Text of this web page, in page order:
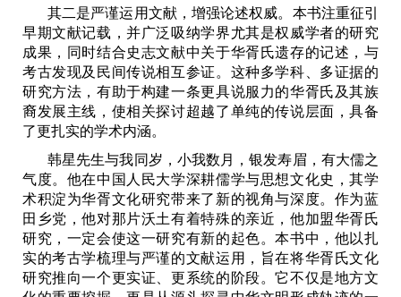
其二是严谨运用文献，增强论述权威。本书注重征引
早期文献记载，并广泛吸纳学界尤其是权威学者的研究
成果，同时结合史志文献中关于华胥氏遗存的记述，与
考古发现及民间传说相互参证。这种多学科、多证据的
研究方法，有助于构建一条更具说服力的华胥氏及其族
裔发展主线，使相关探讨超越了单纯的传说层面，具备
了更扎实的学术内涵。
韩星先生与我同岁，小我数月，银发寿眉，有大儒之
气度。他在中国人民大学深耕儒学与思想文化史，其学
术积淀为华胥文化研究带来了新的视角与深度。作为蓝
田乡党，他对那片沃土有着特殊的亲近，他加盟华胥氏
研究，一定会使这一研究有新的起色。本书中，他以扎
实的考古学梳理与严谨的文献运用，旨在将华胥氏文化
研究推向一个更实证、更系统的阶段。它不仅是地方文